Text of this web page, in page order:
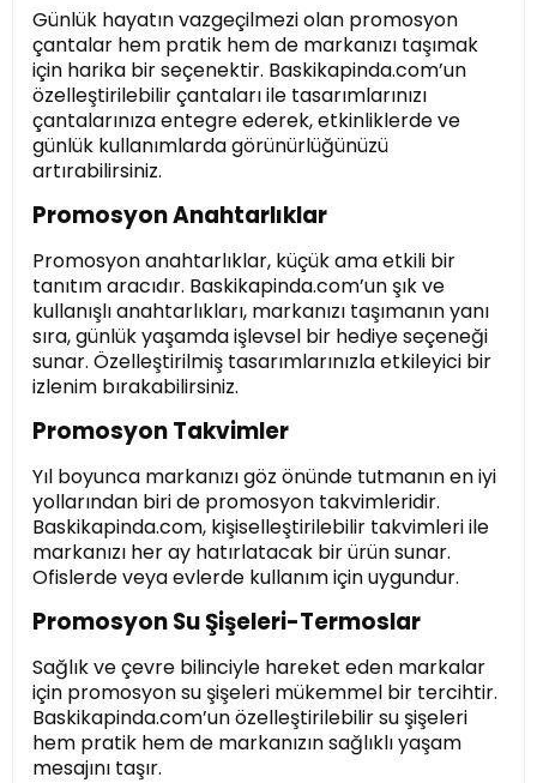
Günlük hayatın vazgeçilmezi olan promosyon
çantalar hem pratik hem de markanızı taşımak
için harika bir seçenektir. Baskikapinda.com’un
özelleştirilebilir çantaları ile tasarımlarınızı
çantalarınıza entegre ederek, etkinliklerde ve
günlük kullanımlarda görünürlüğünüzü
artırabilirsiniz.
Promosyon Anahtarlıklar
Promosyon anahtarlıklar, küçük ama etkili bir
tanıtım aracıdır. Baskikapinda.com’un şık ve
kullanışlı anahtarlıkları, markanızı taşımanın yanı
sıra, günlük yaşamda işlevsel bir hediye seçeneği
sunar. Özelleştirilmiş tasarımlarınızla etkileyici bir
izlenim bırakabilirsiniz.
Promosyon Takvimler
Yıl boyunca markanızı göz önünde tutmanın en iyi
yollarından biri de promosyon takvimleridir.
Baskikapinda.com, kişiselleştirilebilir takvimleri ile
markanızı her ay hatırlatacak bir ürün sunar.
Ofislerde veya evlerde kullanım için uygundur.
Promosyon Su Şişeleri-Termoslar
Sağlık ve çevre bilinciyle hareket eden markalar
için promosyon su şişeleri mükemmel bir tercihtir.
Baskikapinda.com’un özelleştirilebilir su şişeleri
hem pratik hem de markanızın sağlıklı yaşam
mesajını taşır.